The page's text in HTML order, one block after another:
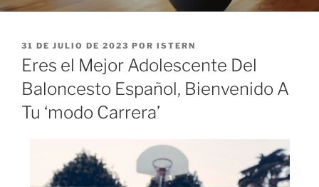
PUBLICADO
EL
31 DE JULIO DE 2023 POR ISTERN
Eres el Mejor Adolescente Del
Baloncesto Español, Bienvenido A
Tu ‘modo Carrera’